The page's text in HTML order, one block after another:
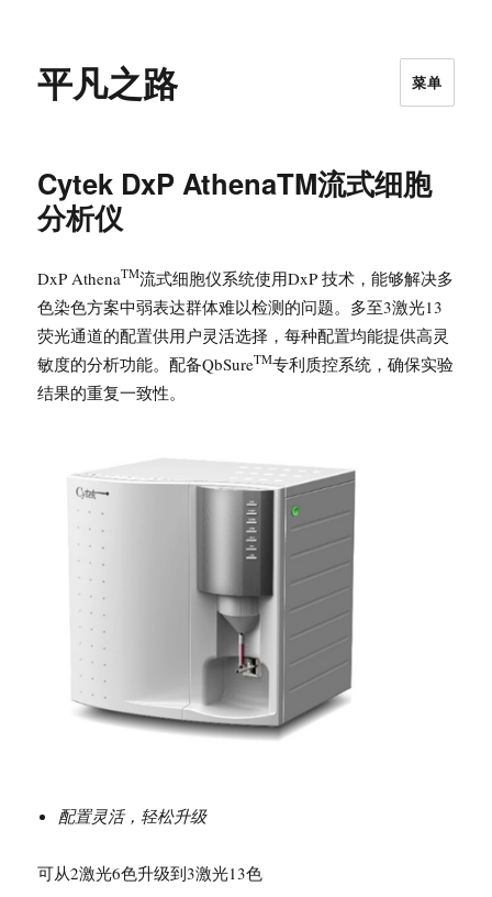
平凡之路 菜单
Cytek DxP AthenaTM流式细胞
分析仪
DxP AthenaTM流式细胞仪系统使用DxP 技术，能够解决多
色染色方案中弱表达群体难以检测的问题。多至3激光13
荧光通道的配置供用户灵活选择，每种配置均能提供高灵
敏度的分析功能。配备QbSureTM专利质控系统，确保实验
结果的重复一致性。
配置灵活，轻松升级
可从2激光6色升级到3激光13色